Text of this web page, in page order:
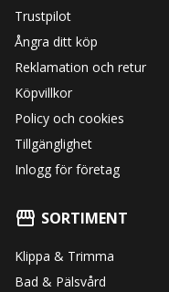
Trustpilot
Ångra ditt köp
Reklamation och retur
Köpvillkor
Policy och cookies
Tillgänglighet
Inlogg för företag
SORTIMENT
Klippa & Trimma
Bad & Pälsvård